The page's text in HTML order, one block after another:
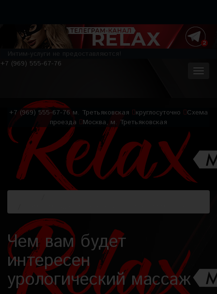
Интим-услуги не предоставляются!
+7 (969) 555-67-76
+7 (969) 555-67-76 м. Третьяковская круглосуточно
Схема
проезда
Москва, м. Третьяковская
Чем вам будет
интересен
урологический массаж